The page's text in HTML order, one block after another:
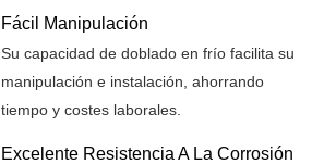
Fácil Manipulación
Su capacidad de doblado en frío facilita su
manipulación e instalación, ahorrando
tiempo y costes laborales.
Excelente Resistencia A La Corrosión